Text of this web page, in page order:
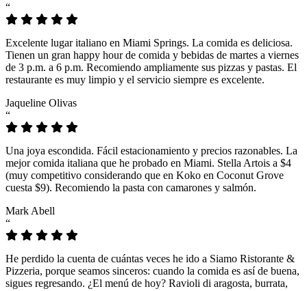
“
Excelente lugar italiano en Miami Springs. La comida es deliciosa.
Tienen un gran happy hour de comida y bebidas de martes a viernes
de 3 p.m. a 6 p.m. Recomiendo ampliamente sus pizzas y pastas. El
restaurante es muy limpio y el servicio siempre es excelente.
Jaqueline Olivas
“
Una joya escondida. Fácil estacionamiento y precios razonables. La
mejor comida italiana que he probado en Miami. Stella Artois a $4
(muy competitivo considerando que en Koko en Coconut Grove
cuesta $9). Recomiendo la pasta con camarones y salmón.
Mark Abell
“
He perdido la cuenta de cuántas veces he ido a Siamo Ristorante &
Pizzeria, porque seamos sinceros: cuando la comida es así de buena,
sigues regresando. ¿El menú de hoy? Ravioli di aragosta, burrata,